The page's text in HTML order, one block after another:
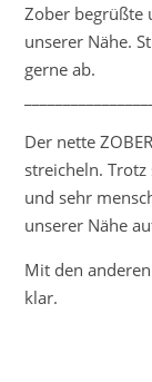
Zober begrüßte
unserer Nähe.
gerne ab.
Der nette
streicheln.
und sehr
unserer Nähe
Mit den
klar.